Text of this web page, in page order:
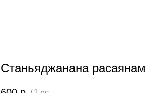
Станьяджанана расаянам